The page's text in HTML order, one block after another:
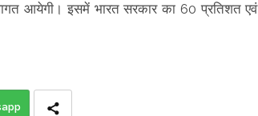
आयेगी। इसमें भारत सरकार का 60 प्रतिशत एवं